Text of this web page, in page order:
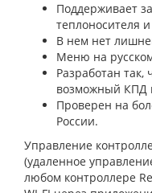
Поддерживает
теплоносителя
В нем нет
Меню на
Разработан
возможный КПД
Проверен на
России.
Управление
(удаленное
любом контроллере